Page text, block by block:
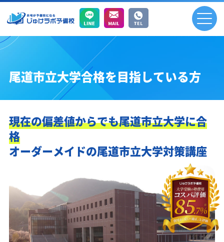
尾道市立大学合格を目指している方
現在の偏差値からでも尾道市立大学に合
格
オーダーメイドの尾道市立大学対策講座